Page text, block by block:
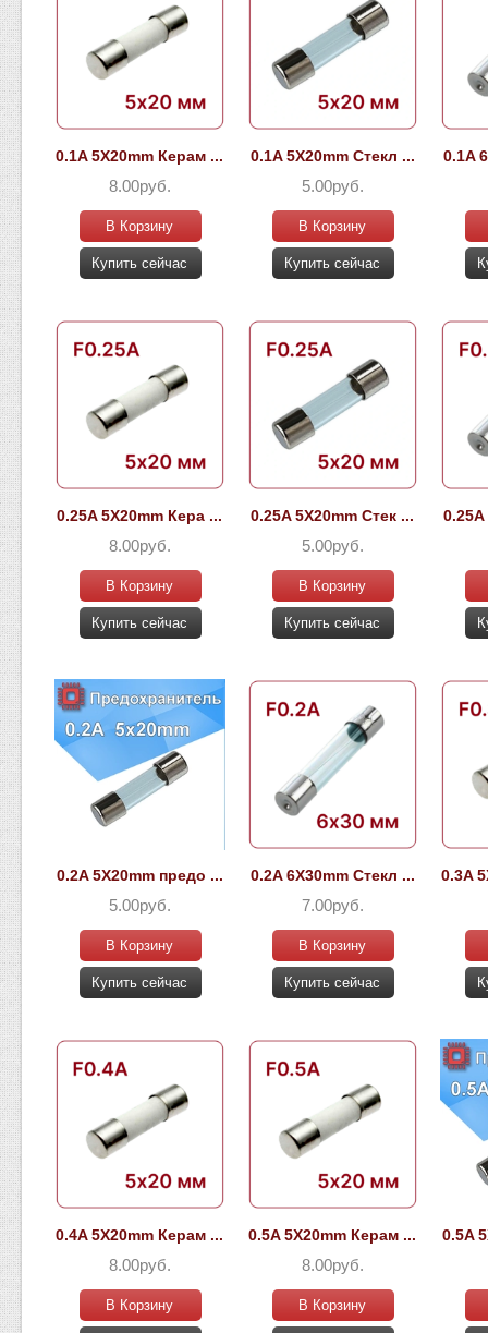
0.1A 5X20mm Керам ...
8.00руб.
В Корзину
Купить сейчас
0.1A 5X20mm Стекл ...
5.00руб.
В Корзину
Купить сейчас
0.1A
0.25A 5X20mm Кера ...
8.00руб.
В Корзину
Купить сейчас
0.25A 5X20mm Стек ...
5.00руб.
В Корзину
Купить сейчас
0.25A
0.2A 5X20mm предо ...
5.00руб.
В Корзину
Купить сейчас
0.2A 6X30mm Стекл ...
7.00руб.
В Корзину
Купить сейчас
0.3A
0.4A 5X20mm Керам ...
8.00руб.
В Корзину
0.5A 5X20mm Керам ...
8.00руб.
В Корзину
0.5A